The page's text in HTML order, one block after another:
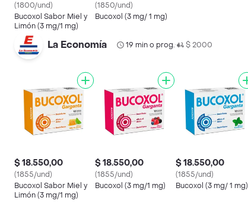
(1800/und)
Bucoxol Sabor Miel y
Limón (3 mg/1 mg)
(1850/und)
Bucoxol (3 mg/ 1 mg)
La Economía 19 min o prog.• $ 2000
$ 18.550,00
(1855/und)
Bucoxol Sabor Miel y
Limón (3 mg/1 mg)
$ 18.550,00
(1855/und)
Bucoxol (3 mg/1 mg)
$ 18.550,00
(1855/und)
Bucoxol (3 mg/ 1 mg)